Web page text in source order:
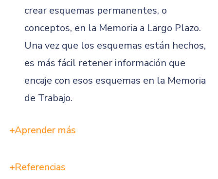
crear esquemas permanentes, o
conceptos, en la Memoria a Largo Plazo.
Una vez que los esquemas están hechos,
es más fácil retener información que
encaje con esos esquemas en la Memoria
de Trabajo.
Aprender más
Referencias